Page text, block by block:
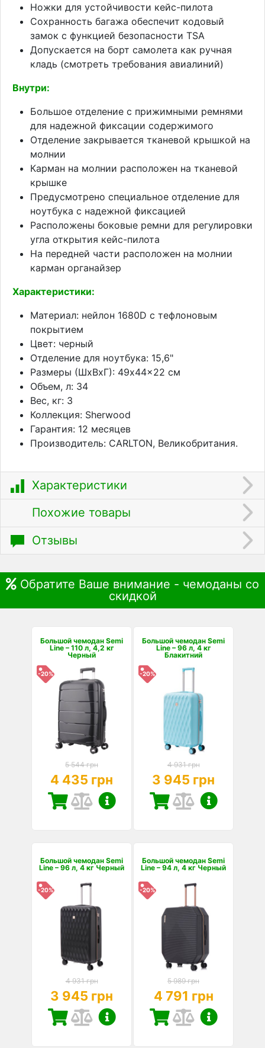
Ножки для устойчивости кейс-пилота
Сохранность багажа обеспечит кодовый
замок с функцией безопасности TSA
Допускается на борт самолета как ручная
кладь (смотреть требования авиалиний)
Внутри:
Большое отделение с прижимными ремнями
для надежной фиксации содержимого
Отделение закрывается тканевой крышкой на
молнии
Карман на молнии расположен на тканевой
крышке
Предусмотрено специальное отделение для
ноутбука с надежной фиксацией
Расположены боковые ремни для регулировки
угла открытия кейс-пилота
На передней части расположен на молнии
карман органайзер
Характеристики:
Материал: нейлон 1680D с тефлоновым
покрытием
Цвет: черный
Отделение для ноутбука: 15,6"
Размеры (ШхВхГ): 49x44x22 см
Объем, л: 34
Вес, кг: 3
Коллекция: Sherwood
Гарантия: 12 месяцев
Производитель: CARLTON, Великобритания.
Характеристики
Похожие товары
Отзывы
Обратите Ваше внимание - чемоданы со
скидкой
Большой чемодан Semi
Line – 110 л, 4,2 кг
Черный
-20%
5 544 грн
4 435 грн
Большой чемодан Semi
Line – 96 л, 4 кг
Блакитний
-20%
4 931 грн
3 945 грн
Большой чемодан Semi
Line – 96 л, 4 кг Черный
-20%
4 931 грн
3 945 грн
Большой чемодан Semi
Line – 94 л, 4 кг Черный
-20%
5 989 грн
4 791 грн